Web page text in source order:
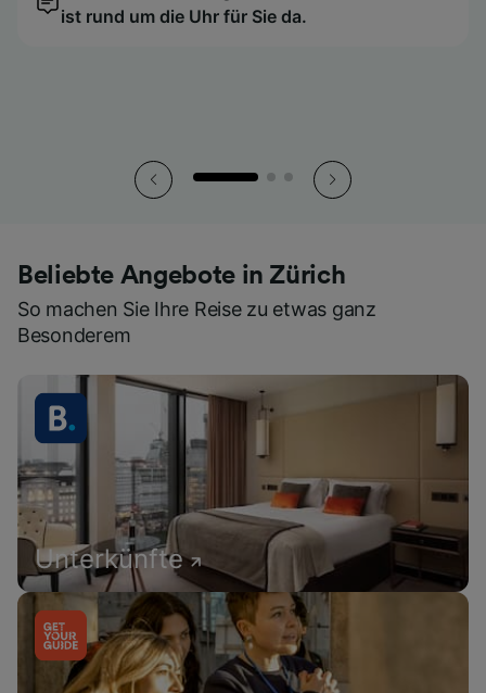
ist rund um die Uhr für Sie da.
So haben Sie all Ihre Tickets stets griffbereit.
ist rund um die Uhr für Sie da.
So haben Sie all Ihre Tickets stets griffbereit.
ist rund um die Uhr für Sie da.
So haben Sie all Ihre Tickets stets griffbereit.
Beliebte Angebote in Zürich
So machen Sie Ihre Reise zu etwas ganz
Besonderem
Unterkünfte